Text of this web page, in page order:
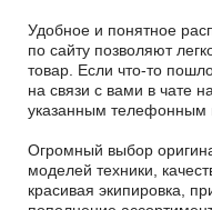
Удобное и понятное
по сайту позволяют
товар. Если что-то
на связи с вами в чате
указанным телефонным
Огромный выбор
моделей техники,
красивая экипировка,